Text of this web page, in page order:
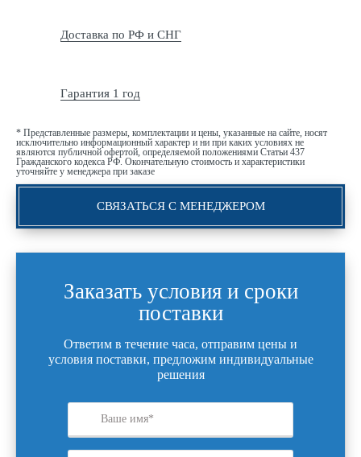
Доставка по РФ и СНГ
Гарантия 1 год
* Представленные размеры, комплектации и цены, указанные на сайте, носят
исключительно информационный характер и ни при каких условиях не
являются публичной офертой, определяемой положениями Статьи 437
Гражданского кодекса РФ. Окончательную стоимость и характеристики
уточняйте у менеджера при заказе
СВЯЗАТЬСЯ С МЕНЕДЖЕРОМ
Заказать условия и сроки
поставки
Ответим в течение часа, отправим цены и
условия поставки, предложим индивидуальные
решения